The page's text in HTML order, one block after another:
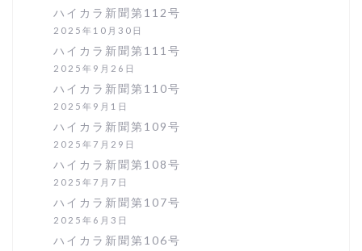
ハイカラ新聞第112号
2025年10月30日
ハイカラ新聞第111号
2025年9月26日
ハイカラ新聞第110号
2025年9月1日
ハイカラ新聞第109号
2025年7月29日
ハイカラ新聞第108号
2025年7月7日
ハイカラ新聞第107号
2025年6月3日
ハイカラ新聞第106号